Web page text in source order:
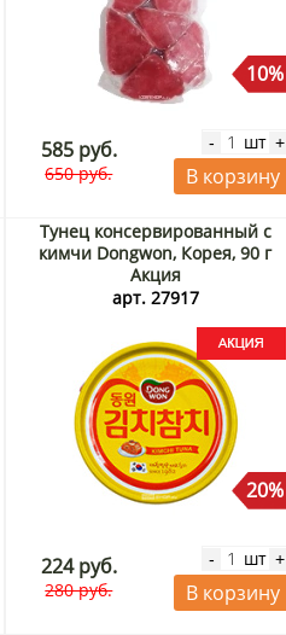
10%
585 руб.
650 руб.
- шт +
В корзину
Тунец консервированный с
кимчи Dongwon, Корея, 90 г
Акция
арт. 27917
20%
224 руб.
280 руб.
- шт +
В корзину